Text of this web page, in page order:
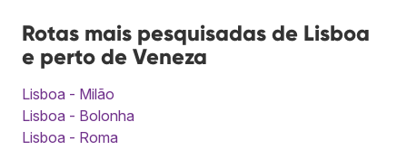
Rotas mais pesquisadas de Lisboa
e perto de Veneza
Lisboa - Milão
Lisboa - Bolonha
Lisboa - Roma